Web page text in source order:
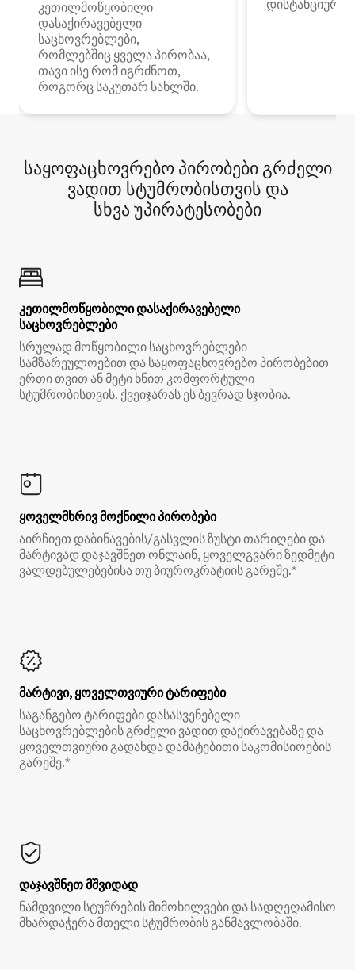
კეთილმოწყობილი
დასაქირავებელი
საცხოვრებლები,
რომლებშიც ყველა პირობაა,
თავი ისე რომ იგრძნოთ,
როგორც საკუთარ სახლში.
დისტანციური
საყოფაცხოვრებო პირობები გრძელი
ვადით სტუმრობისთვის და
სხვა უპირატესობები
კეთილმოწყობილი დასაქირავებელი
საცხოვრებლები
სრულად მოწყობილი საცხოვრებლები
სამზარეულოებით და საყოფაცხოვრებო პირობებით
ერთი თვით ან მეტი ხნით კომფორტული
სტუმრობისთვის. ქვეიჯარას ეს ბევრად სჯობია.
ყოველმხრივ მოქნილი პირობები
აირჩიეთ დაბინავების/გასვლის ზუსტი თარიღები და
მარტივად დაჯავშნეთ ონლაინ, ყოველგვარი ზედმეტი
ვალდებულებებისა თუ ბიუროკრატიის გარეშე.*
მარტივი, ყოველთვიური ტარიფები
საგანგებო ტარიფები დასასვენებელი
საცხოვრებლების გრძელი ვადით დაქირავებაზე და
ყოველთვიური გადახდა დამატებითი საკომისიოების
გარეშე.*
დაჯავშნეთ მშვიდად
ნამდვილი სტუმრების მიმოხილვები და სადღეღამისო
მხარდაჭერა მთელი სტუმრობის განმავლობაში.